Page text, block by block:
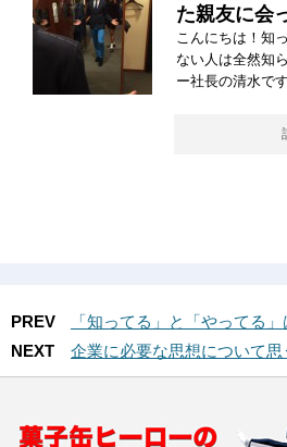
た親友に会
こんにちは！知
ない人は全然知
ー社長の清水です
PREV
「知ってる」と「やってる
NEXT
企業に必要な思想について思